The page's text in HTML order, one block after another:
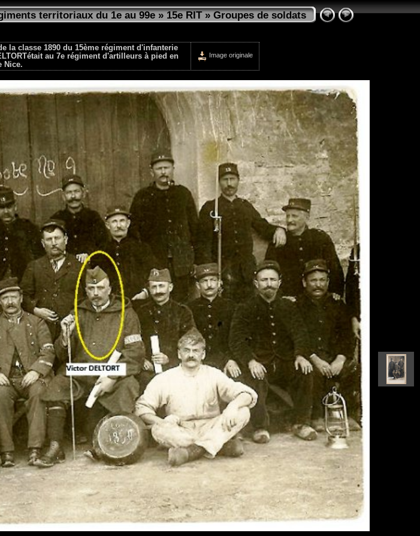
territoriaux du 1e au 99e»15e RIT»Groupes de soldats
la classe 1890 du 15ème régiment d'infanterie
au 7e régiment d'artilleurs à pied en
Nice.
Image originale